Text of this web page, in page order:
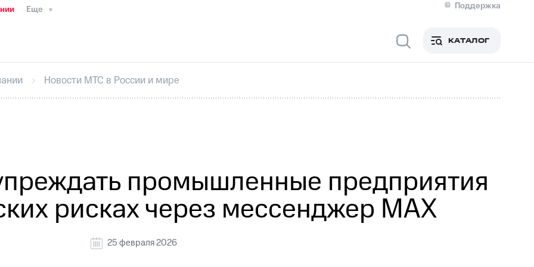
Еще
Поддержка
Медиа-центр
ИнтервьюФинансовая отчетностьКонтактыПригласить спикера
секретарьРаскрытие информации
кабинет акционераАкционерный капиталКонтроль и аудитРынок акций
КАТАЛОГ
Новости МТС в России и мире
промышленные предприятия
рисках через мессенджер MAX
25 февраля 2026